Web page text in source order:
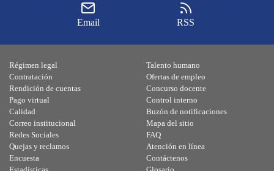
Email RSS
Régimen legal
Contratación
Rendición de cuentas
Pago virtual
Calidad
Talento humano
Ofertas de empleo
Concurso docente
Control interno
Buzón de notificaciones
Correo institucional
Redes Sociales
Quejas y reclamos
Encuesta
Mapa del sitio
FAQ
Atención en línea
Contáctenos